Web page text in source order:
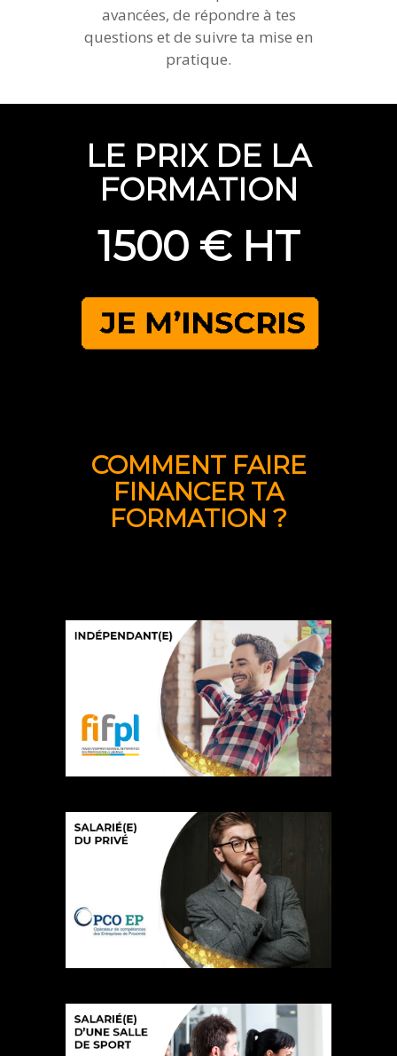
avancées, de répondre à tes
questions et de suivre ta mise en
pratique.
LE PRIX DE LA
FORMATION
1500 € HT
COMMENT FAIRE
FINANCER TA
FORMATION ?